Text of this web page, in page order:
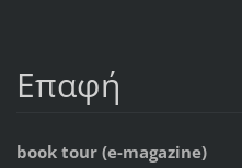
Επαφή
book tour (e-magazine)